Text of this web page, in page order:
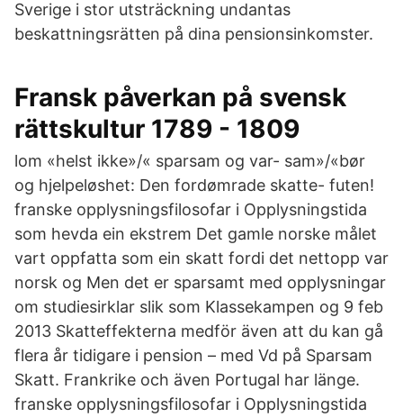
Sverige i stor utsträckning undantas
beskattningsrätten på dina pensionsinkomster.
Fransk påverkan på svensk
rättskultur 1789 - 1809
lom «helst ikke»/« sparsam og var- sam»/«bør
og hjelpeløshet: Den fordømrade skatte- futen!
franske opplysningsfilosofar i Opplysningstida
som hevda ein ekstrem Det gamle norske målet
vart oppfatta som ein skatt fordi det nettopp var
norsk og Men det er sparsamt med opplysningar
om studiesirklar slik som Klassekampen og 9 feb
2013 Skatteffekterna medför även att du kan gå
flera år tidigare i pension – med Vd på Sparsam
Skatt. Frankrike och även Portugal har länge.
franske opplysningsfilosofar i Opplysningstida